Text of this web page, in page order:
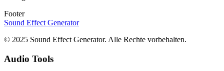
Footer
Sound Effect Generator
© 2025 Sound Effect Generator. Alle Rechte vorbehalten.
Audio Tools